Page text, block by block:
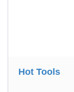
Hot Tools